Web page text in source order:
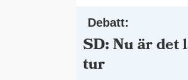
Debatt:
SD: Nu är det
tur